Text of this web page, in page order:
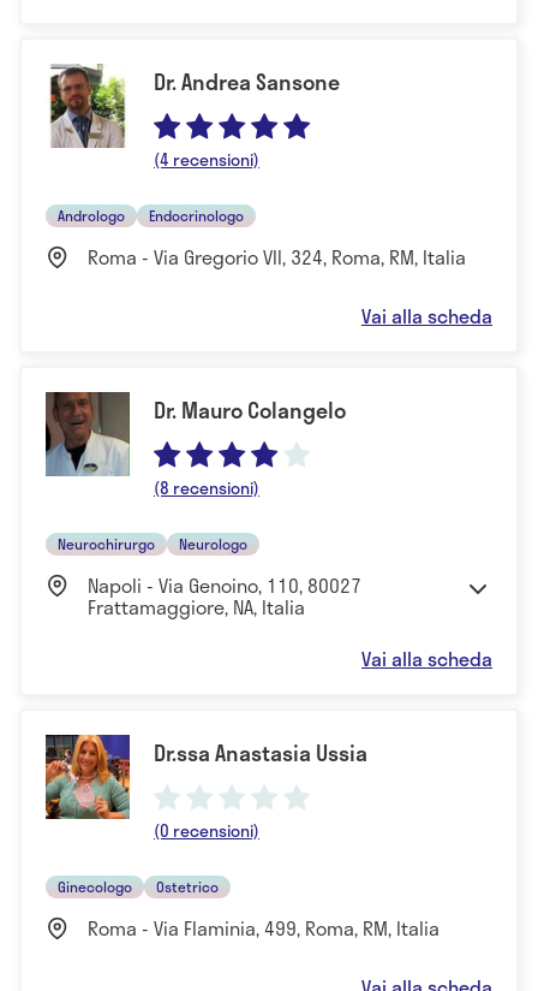
Dr. Andrea Sansone
(4 recensioni)
Andrologo Endocrinologo
Roma - Via Gregorio VII, 324, Roma, RM, Italia
Vai alla scheda
Dr. Mauro Colangelo
(8 recensioni)
Neurochirurgo Neurologo
Napoli - Via Genoino, 110, 80027
Frattamaggiore, NA, Italia
Vai alla scheda
Dr.ssa Anastasia Ussia
(0 recensioni)
Ginecologo Ostetrico
Roma - Via Flaminia, 499, Roma, RM, Italia